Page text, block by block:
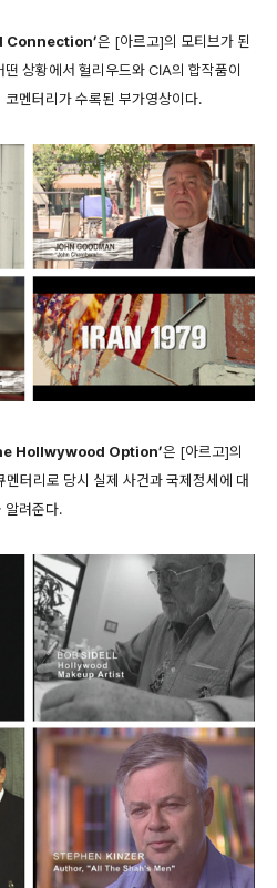
Connection’은 [아르고]의 모티브가 된
떤 상황에서 헐리우드와 CIA의 합작품이
멘터리가 수록된 부가영상이다.
Hollwywood Option’은 [아르고]의
터리로 당시 실제 사건과 국제정세에 대
알려준다.